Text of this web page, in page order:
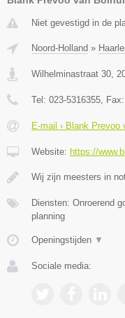
Niet gevestigd in de
Noord-Holland »
Wilhelminastraat 30
Tel: 023-5316355 , Fax:
E-mail › Blank
Website: https://
Wij zijn meesters in
Diensten: Onroerend
planning
Openingstijden ▼
Sociale media: